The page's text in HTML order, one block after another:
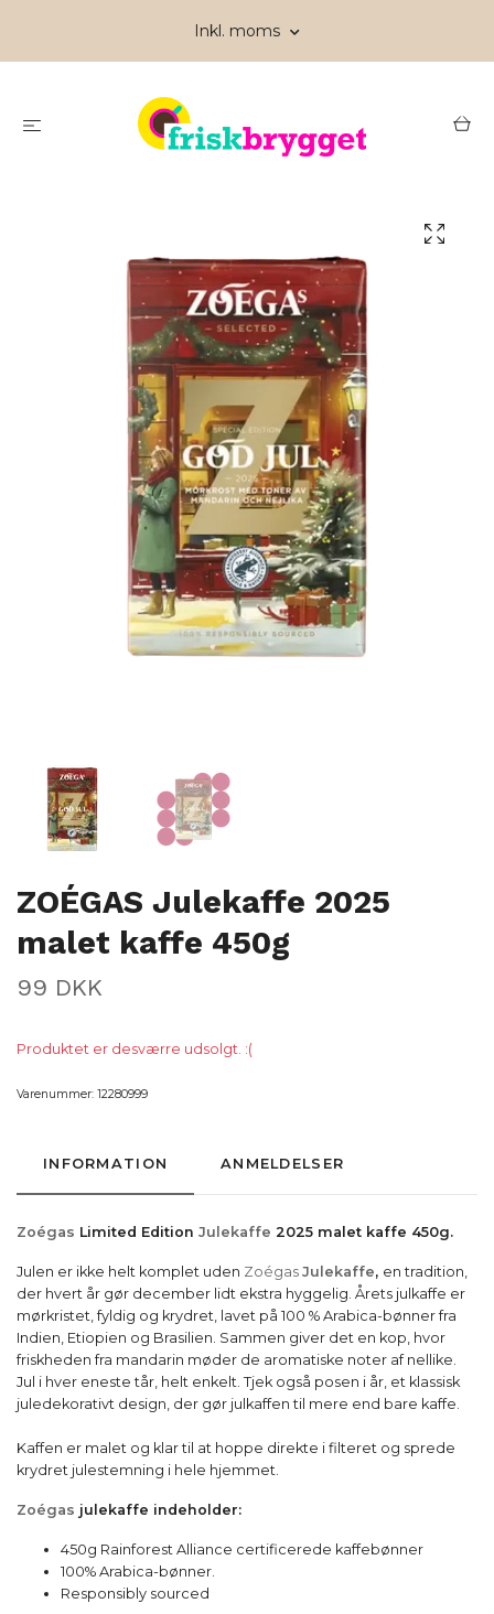
Inkl. moms
ZOÉGAS Julekaffe 2025
malet kaffe 450g
99 DKK
Produktet er desværre udsolgt. :(
Varenummer: 12280999
INFORMATION ANMELDELSER
Zoégas Limited Edition Julekaffe 2025 malet kaffe 450g.
Julen er ikke helt komplet uden Zoégas Julekaffe, en tradition,
der hvert år gør december lidt ekstra hyggelig. Årets julkaffe er
mørkristet, fyldig og krydret, lavet på 100 % Arabica-bønner fra
Indien, Etiopien og Brasilien. Sammen giver det en kop, hvor
friskheden fra mandarin møder de aromatiske noter af nellike.
Jul i hver eneste tår, helt enkelt. Tjek også posen i år, et klassisk
juledekorativt design, der gør julkaffen til mere end bare kaffe.
Kaffen er malet og klar til at hoppe direkte i filteret og sprede
krydret julestemning i hele hjemmet.
Zoégas julekaffe indeholder:
450g Rainforest Alliance certificerede kaffebønner
100% Arabica-bønner.
Responsibly sourced